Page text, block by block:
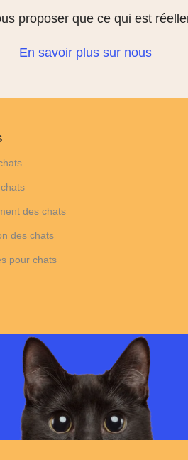
proposer que ce qui est
En savoir plus sur nous
des chats
des chats
pour chats